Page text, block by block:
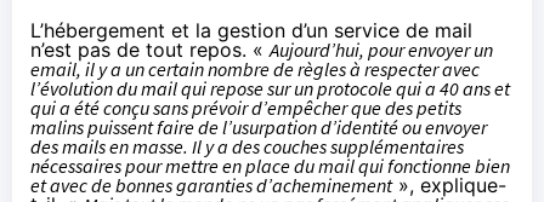
L’hébergement et la gestion d’un service de mail
n’est pas de tout repos. « Aujourd’hui, pour envoyer un
email, il y a un certain nombre de règles à respecteravec
l’évolution du mail qui repose sur un protocole qui a 40 ans et
qui a été conçu sans prévoird’empêcher quedes petits
malins puissent faire de l’usurpation d’identité ou envoyer
des mails en masse. Il y a des couches supplémentaires
nécessaires pour mettre en place du mail qui fonctionne bien
et avec de bonnes garantiesd’acheminement», explique-